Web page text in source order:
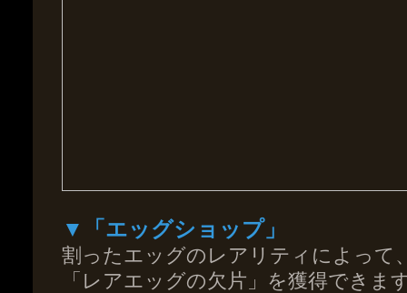
▼「エッグショップ」
割ったエッグのレアリティによって
「レアエッグの欠片」を獲得できま